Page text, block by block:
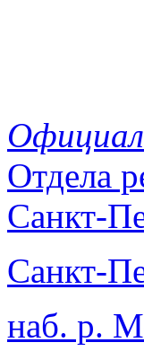
Отдела
Санкт-
Санкт-
наб. р.